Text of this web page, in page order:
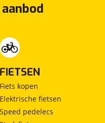
FIETSEN
Fiets kopen
Elektrische fietsen
Speed pedelecs